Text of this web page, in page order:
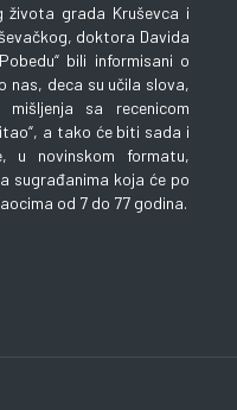
života grada Kruševca i
doktora Davida
bili informisani o
nas, deca su učila slova,
sa recenicom
a tako će biti sada i
u novinskom formatu,
sugrađanima koja će po
od 7 do 77 godina.